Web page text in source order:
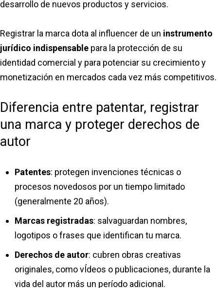
desarrollo de nuevos productos y servicios.
Registrar la marca dota al influencer de un instrumento
jurídico indispensable para la protección de su
identidad comercial y para potenciar su crecimiento y
monetización en mercados cada vez más competitivos.
Diferencia entre patentar, registrar
una marca y proteger derechos de
autor
Patentes: protegen invenciones técnicas o
procesos novedosos por un tiempo limitado
(generalmente 20 años).
Marcas registradas: salvaguardan nombres,
logotipos o frases que identifican tu marca.
Derechos de autor: cubren obras creativas
originales, como vÍdeos o publicaciones, durante la
vida del autor más un período adicional.